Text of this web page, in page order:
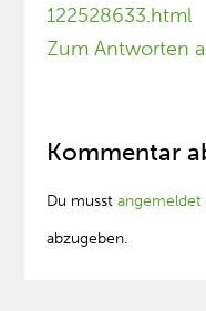
122528633.html
Zum Antworten
Kommentar
Du musstangemeldet
abzugeben.